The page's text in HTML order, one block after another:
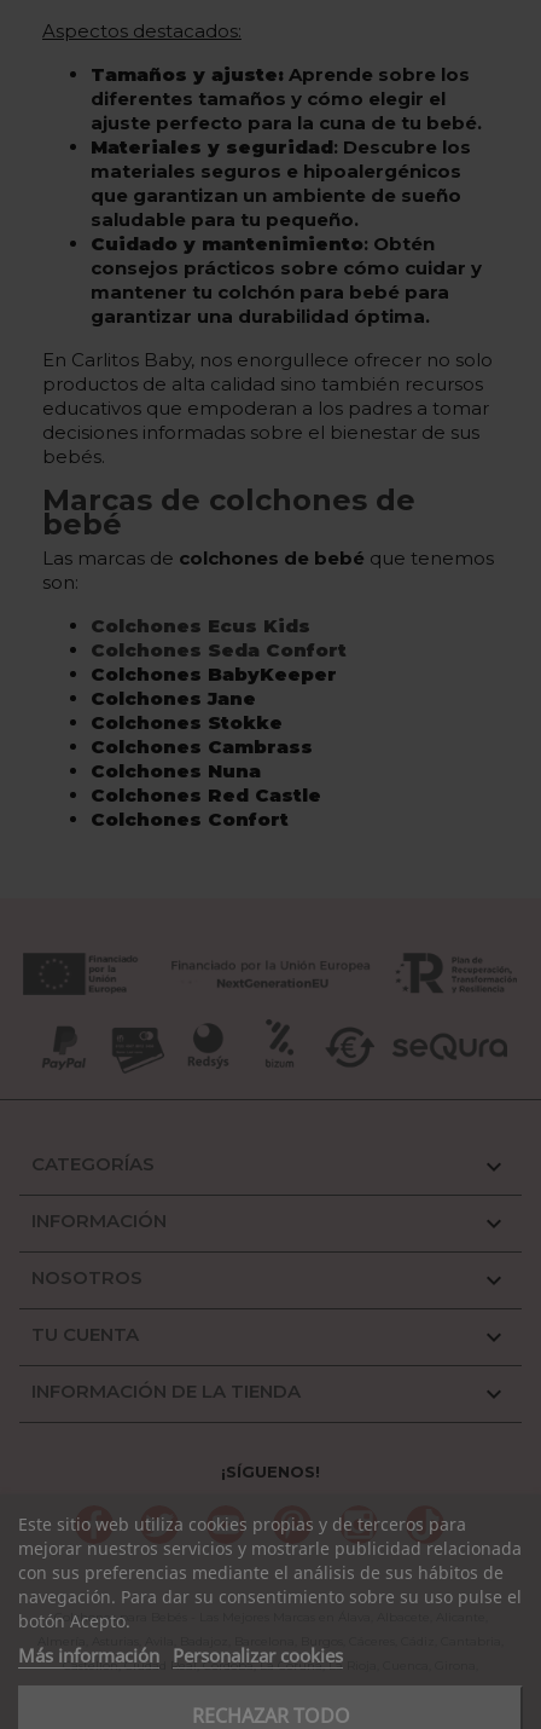
Aspectos destacados:
Tamaños y ajuste: Aprende sobre los
diferentes tamaños y cómo elegir el
ajuste perfecto para la cuna de tu bebé.
Materiales y seguridad: Descubre los
materiales seguros e hipoalergénicos
que garantizan un ambiente de sueño
saludable para tu pequeño.
Cuidado y mantenimiento: Obtén
consejos prácticos sobre cómo cuidar y
mantener tu colchón para bebé para
garantizar una durabilidad óptima.
En Carlitos Baby, nos enorgullece ofrecer no solo
productos de alta calidad sino también recursos
educativos que empoderan a los padres a tomar
decisiones informadas sobre el bienestar de sus
bebés.
Marcas de colchones de
bebé
Las marcas de colchones de bebé que tenemos
son:
Colchones Ecus Kids
Colchones Seda Confort
Colchones BabyKeeper
Colchones Jane
Colchones Stokke
Colchones Cambrass
Colchones Nuna
Colchones Red Castle
Colchones Confort
CATEGORÍAS 
INFORMACIÓN 
NOSOTROS 
TU CUENTA 
INFORMACIÓN DE LA TIENDA 
¡SÍGUENOS!
FacebookTwitterYouTubePinterestInstagramTikTok
Este sitio web utiliza cookies propias y de terceros para
mejorar nuestros servicios y mostrarle publicidad relacionada
con sus preferencias mediante el análisis de sus hábitos de
navegación. Para dar su consentimiento sobre su uso pulse el
botón Acepto.
Más información Personalizar cookies
RECHAZAR TODO
Colchones para Bebés - Las Mejores Marcas en Álava, Albacete, Alicante,
Castellón, Ciudad Real, Córdoba, La Coruña, La Rioja, Cuenca, Girona,
Granada, Guadalajara, Guipuzcoa, Huelva, Huesca, Jaen, León, Lleida, Lugo,
Madrid, Málaga, Murcia, Navarra, Orense, Palencia, Pontevedra, Rioja,